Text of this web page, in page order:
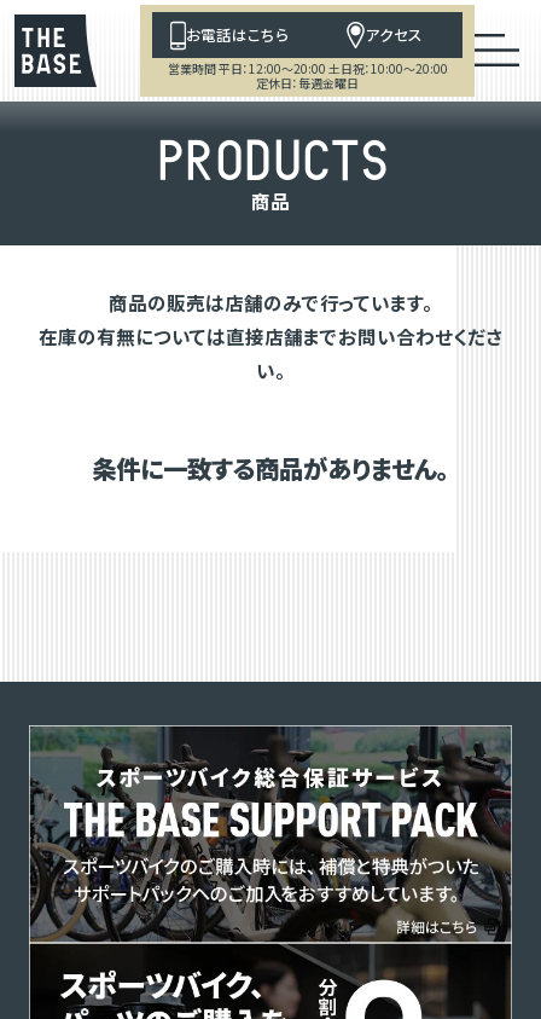
お電話はこちら アクセス
営業時間 平日：12:00～20:00 土日祝：10:00～20:00
定休日：毎週金曜日
PRODUCTS
商品
商品の販売は店舗のみで行っています。
在庫の有無については直接店舗までお問い合わせくださ
い。
条件に一致する商品がありません。